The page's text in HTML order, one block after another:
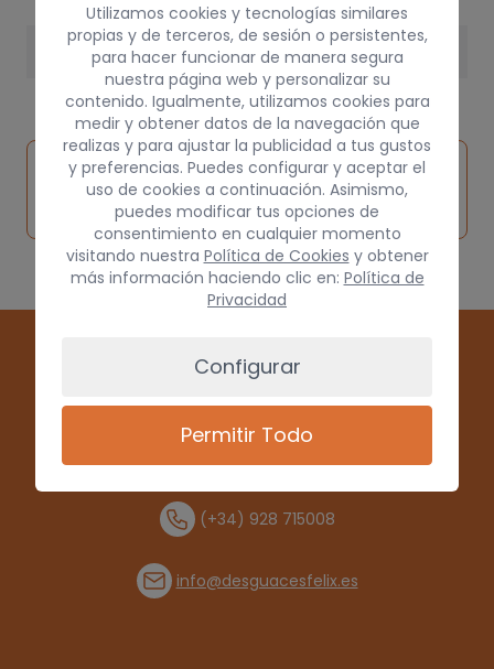
PESO
Inspeccionar
vehículo de
Solicitar
pieza
Consultar
por
(+34) 928 715008
info@desguacesfelix.es
Utilizamos cookies y tecnologías similares
propias y de terceros, de sesión o persistentes,
para hacer funcionar de manera segura
nuestra página web y personalizar su
contenido. Igualmente, utilizamos cookies para
medir y obtener datos de la navegación que
realizas y para ajustar la publicidad a tus gustos
y preferencias. Puedes configurar y aceptar el
uso de cookies a continuación. Asimismo,
puedes modificar tus opciones de
consentimiento en cualquier momento
visitando nuestra Política de Cookies y obtener
más información haciendo clic en: Política de
Privacidad
Configurar
Permitir Todo